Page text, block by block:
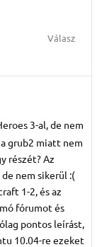
Válasz
3-al, de nem
grub2 miatt nem
részét? Az
nem sikerül :(
1-2, és az
fórumot és
pontos leírást,
10.04-re ezeket